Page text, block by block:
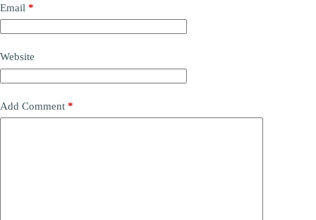
Email *
Website
Add Comment *